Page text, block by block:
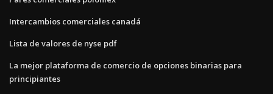
Intercambios comerciales canadá
Lista de valores de nyse pdf
La mejor plataforma de comercio de opciones binarias para
principiantes